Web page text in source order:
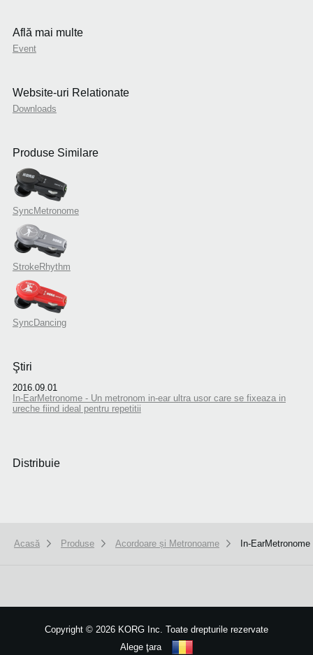
Află mai multe
Event
Website-uri Relationate
Downloads
Produse Similare
SyncMetronome
StrokeRhythm
SyncDancing
Ştiri
2016.09.01
In-EarMetronome - Un metronom in-ear ultra usor care se fixeaza in
ureche fiind ideal pentru repetitii
Distribuie
Acasă Produse Acordoare și Metronoame In-EarMetronome
Copyright © 2026 KORG Inc. Toate drepturile rezervate
Alege ţara